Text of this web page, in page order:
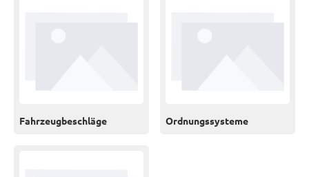
Fahrzeugbeschläge Ordnungssysteme